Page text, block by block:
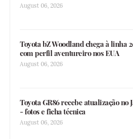
August 06, 2026
Toyota bZ Woodland chega à linha
com perfil aventureiro nos EUA
August 06, 2026
Toyota GR86 recebe atualização no
- fotos e ficha técnica
August 06, 2026